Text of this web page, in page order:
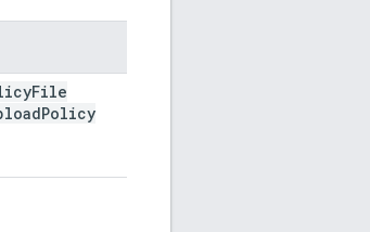
File
Policy